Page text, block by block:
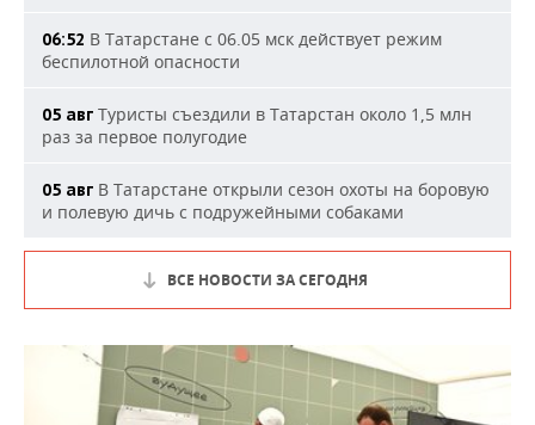
06:52 В Татарстане с 06.05 мск действует режим
беспилотной опасности
05 авг Туристы съездили в Татарстан около 1,5 млн
раз за первое полугодие
05 авг В Татарстане открыли сезон охоты на боровую
и полевую дичь с подружейными собаками
ВСЕ НОВОСТИ ЗА СЕГОДНЯ